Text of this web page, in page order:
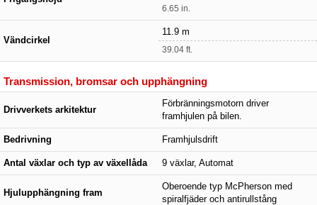
6.65 in.
Vändcirkel
11.9 m
39.04 ft.
Transmission, bromsar och upphängning
Drivverkets arkitektur
Förbränningsmotorn driver
framhjulen på bilen.
Bedrivning Framhjulsdrift
Antal växlar och typ av växellåda 9 växlar, Automat
Hjulupphängning fram
Oberoende typ McPherson med
spiralfjäder och antirullstång